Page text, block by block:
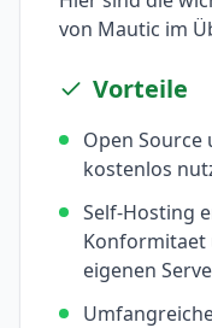
von Mautic im
Vorteile
Open Source
kostenlos
Self-Hosting
eigenen